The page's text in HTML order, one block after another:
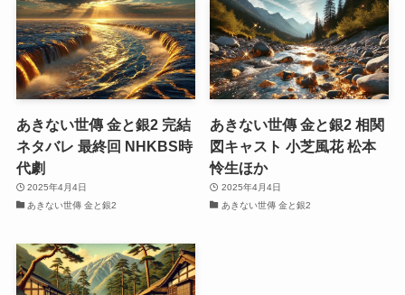
あきない世傳 金と銀2 完結
ネタバレ 最終回 NHKBS時
代劇
2025年4月4日
あきない世傳 金と銀2
あきない世傳 金と銀2 相関
図キャスト 小芝風花 松本
怜生ほか
2025年4月4日
あきない世傳 金と銀2